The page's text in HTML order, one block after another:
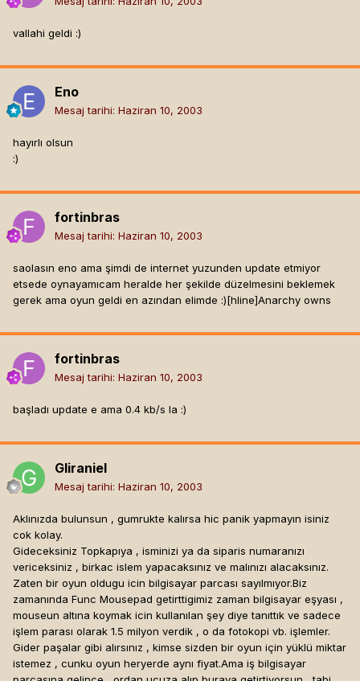
vallahi geldi :)
Eno
Mesaj tarihi: Haziran 10, 2003
hayırlı olsun
:)
fortinbras
Mesaj tarihi: Haziran 10, 2003
saolasın eno ama şimdi de internet yuzunden update etmiyor
etsede oynayamıcam heralde her şekilde düzelmesini beklemek
gerek ama oyun geldi en azından elimde :)[hline]Anarchy owns
fortinbras
Mesaj tarihi: Haziran 10, 2003
başladı update e ama 0.4 kb/s la :)
Gliraniel
Mesaj tarihi: Haziran 10, 2003
Aklınızda bulunsun , gumrukte kalırsa hic panik yapmayın isiniz
cok kolay.
Gideceksiniz Topkapıya , isminizi ya da siparis numaranızı
vericeksiniz , birkac islem yapacaksınız ve malınızı alacaksınız.
Zaten bir oyun oldugu icin bilgisayar parcası sayılmıyor.Biz
zamanında Func Mousepad getirttigimiz zaman bilgisayar eşyası ,
mouseun altına koymak icin kullanılan şey diye tanıttık ve sadece
işlem parası olarak 1.5 milyon verdik , o da fotokopi vb. işlemler.
Gider paşalar gibi alırsınız , kimse sizden bir oyun için yüklü miktar
istemez , cunku oyun heryerde aynı fiyat.Ama iş bilgisayar